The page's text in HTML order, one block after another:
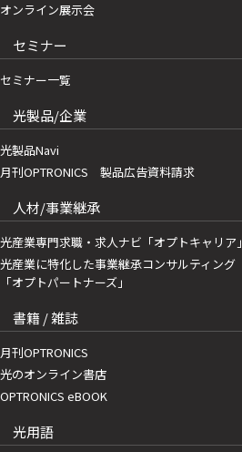
オンライン展示会
セミナー
セミナー一覧
光製品/企業
光製品Navi
月刊OPTRONICS 製品広告資料請求
人材/事業継承
光産業専門求職・求人ナビ「オプトキャリア」
光産業に特化した事業継承コンサルティング
「オプトパートナーズ」
書籍 / 雑誌
月刊OPTRONICS
光のオンライン書店
OPTRONICS eBOOK
光用語